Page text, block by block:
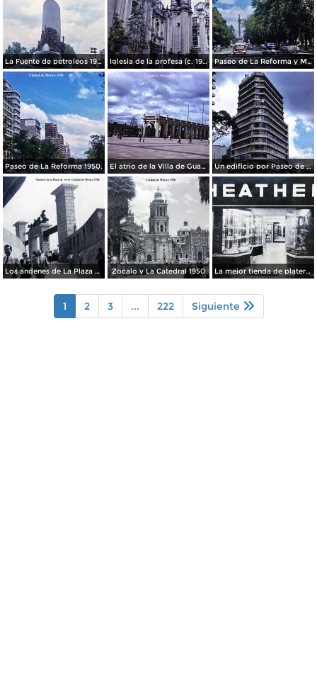
La Fuente de petroleos 1950. Iglesia de la profesa (c. 1950) Paseo de La Reforma y Mto a La Independencia 1950
Paseo de La Reforma 1950. El atrio de la Villa de Guadalupe 1950. Un edificio por Paseo de La Reforma 1950
Los andenes de La Plaza de toros Ciudad de México 1950 Zocalo y La Catedral 1950 La mejor tienda de plateria.
1 2 3 ... 222 Siguiente